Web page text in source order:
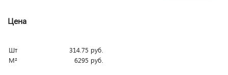
Цена
Шт 314.75 руб.
М²
6295 руб.